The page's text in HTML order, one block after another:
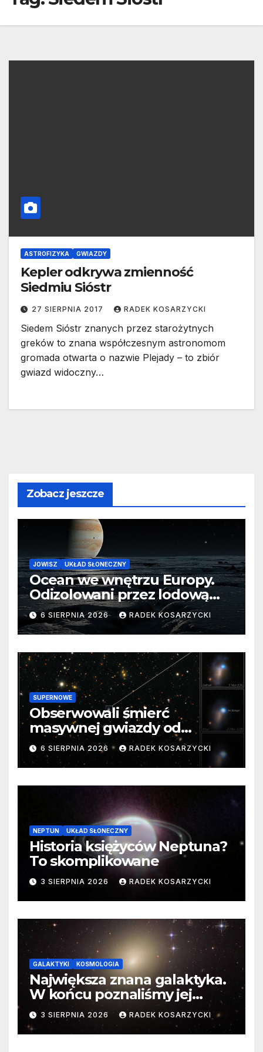
ASTROFIZYKA GWIAZDY
Kepler odkrywa zmienność
Siedmiu Sióstr
27 SIERPNIA 2017 RADEK KOSARZYCKI
Siedem Sióstr znanych przez starożytnych
greków to znana współczesnym astronomom
gromada otwarta o nazwie Plejady – to zbiór
gwiazd widoczny…
Zobacz jeszcze
JOWISZ UKŁAD SŁONECZNY
Ocean we wnętrzu Europy.
Odizolowani przez lodową
barierę
6 SIERPNIA 2026 RADEK KOSARZYCKI
SUPERNOWE
Obserwowali śmierć
masywnej gwiazdy od
samego początku. Niezwykle
cenne dane
6 SIERPNIA 2026 RADEK KOSARZYCKI
NEPTUN UKŁAD SŁONECZNY
Historia księżyców Neptuna?
To skomplikowane
3 SIERPNIA 2026 RADEK KOSARZYCKI
GALAKTYKI KOSMOLOGIA
Największa znana galaktyka.
W końcu poznaliśmy jej
faktyczne wymiary
3 SIERPNIA 2026 RADEK KOSARZYCKI